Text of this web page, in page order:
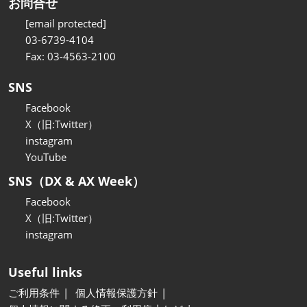
[email protected]
03-6739-4104
Fax: 03-4563-2100
SNS
Facebook
X（旧:Twitter）
instagram
YouTube
SNS（DX & AX Week）
Facebook
X（旧:Twitter）
instagram
Useful links
ご利用条件
個人情報保護方針